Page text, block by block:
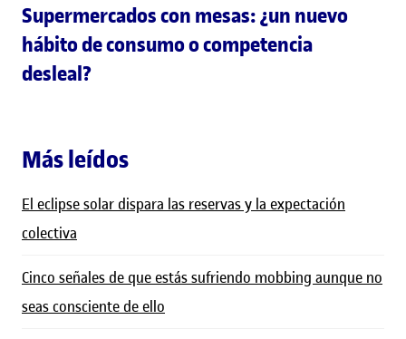
Supermercados con mesas: ¿un nuevo
hábito de consumo o competencia
desleal?
Más leídos
El eclipse solar dispara las reservas y la expectación
colectiva
Cinco señales de que estás sufriendo mobbing aunque no
seas consciente de ello